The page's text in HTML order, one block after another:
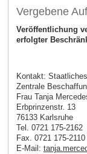
Vergebene
Veröffentlichung
erfolgter
Kontakt:
Zentrale
Frau Tanja
Erbprinzenstr. 13
76133 Karlsruhe
Tel. 0721 175-2162
Fax. 0721 175-2110
E-Mail: